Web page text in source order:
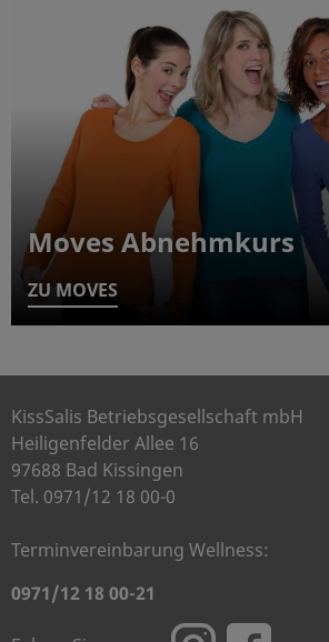
Moves Abnehmkurs
ZU MOVES
KissSalis Betriebsgesellschaft mbH
Heiligenfelder Allee 16
97688 Bad Kissingen
Tel. 0971/12 18 00-0
Terminvereinbarung Wellness:
0971/12 18 00-21